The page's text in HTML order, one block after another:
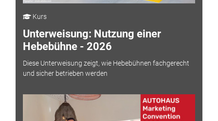
Kurs
Unterweisung: Nutzung einer
Hebebühne - 2026
Diese Unterweisung zeigt, wie Hebebühnen fachgerecht
und sicher betrieben werden